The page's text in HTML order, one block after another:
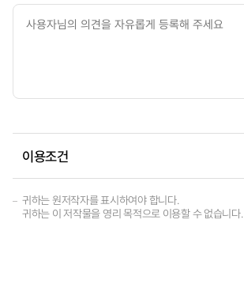
이용조건
귀하는 원저작자를 표시하여야 합니다.
귀하는 이 저작물을 영리 목적으로 이용할 수 없습니다.